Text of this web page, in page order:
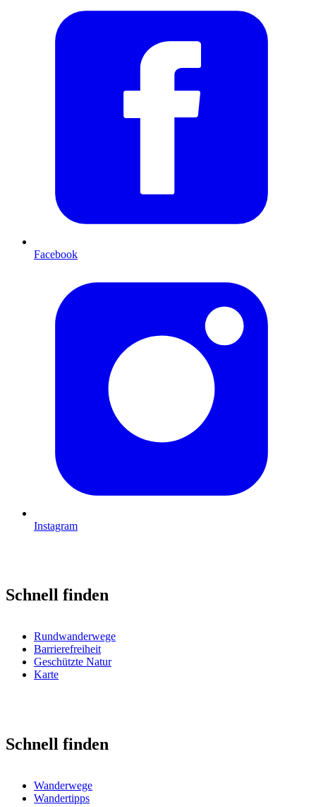
Facebook
Instagram
Schnell finden
Rundwanderwege
Barrierefreiheit
Geschützte Natur
Karte
Schnell finden
Wanderwege
Wandertipps